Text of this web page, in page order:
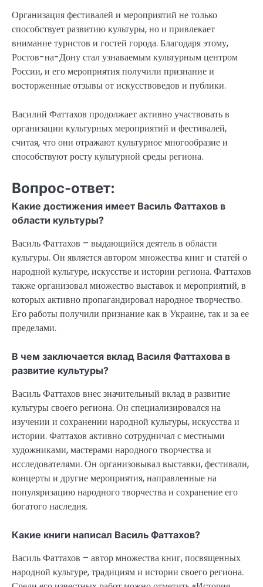
Организация фестивалей и мероприятий не только
способствует развитию культуры, но и привлекает
внимание туристов и гостей города. Благодаря этому,
Ростов-на-Дону стал узнаваемым культурным центром
России, и его мероприятия получили признание и
восторженные отзывы от искусствоведов и публики.
Василий Фаттахов продолжает активно участвовать в
организации культурных мероприятий и фестивалей,
считая, что они отражают культурное многообразие и
способствуют росту культурной среды региона.
Вопрос-ответ:
Какие достижения имеет Василь Фаттахов в
области культуры?
Василь Фаттахов – выдающийся деятель в области
культуры. Он является автором множества книг и статей о
народной культуре, искусстве и истории региона. Фаттахов
также организовал множество выставок и мероприятий, в
которых активно пропагандировал народное творчество.
Его работы получили признание как в Украине, так и за ее
пределами.
В чем заключается вклад Василя Фаттахова в
развитие культуры?
Василь Фаттахов внес значительный вклад в развитие
культуры своего региона. Он специализировался на
изучении и сохранении народной культуры, искусства и
истории. Фаттахов активно сотрудничал с местными
художниками, мастерами народного творчества и
исследователями. Он организовывал выставки, фестивали,
концерты и другие мероприятия, направленные на
популяризацию народного творчества и сохранение его
богатого наследия.
Какие книги написал Василь Фаттахов?
Василь Фаттахов – автор множества книг, посвященных
народной культуре, традициям и истории своего региона.